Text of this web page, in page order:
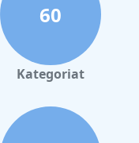
60
Kategoriat